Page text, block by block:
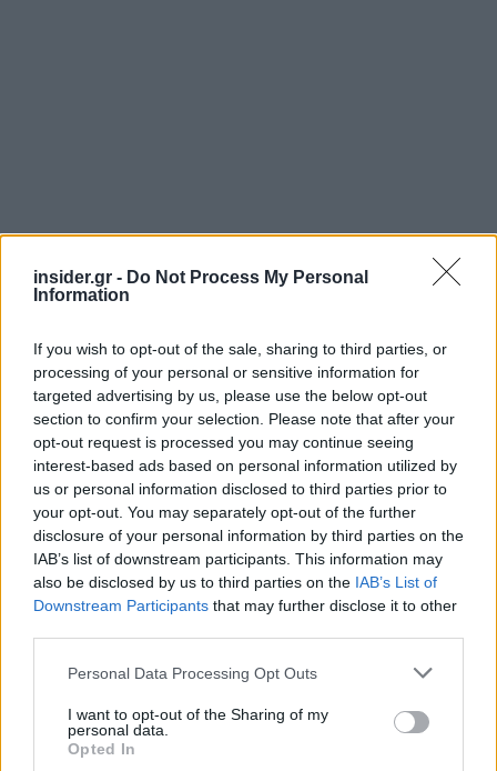
insider.gr - Do Not Process My Personal
Information
If you wish to opt-out of the sale, sharing to third parties, or
processing of your personal or sensitive information for
targeted advertising by us, please use the below opt-out
section to confirm your selection. Please note that after your
opt-out request is processed you may continue seeing
interest-based ads based on personal information utilized by
us or personal information disclosed to third parties prior to
your opt-out. You may separately opt-out of the further
disclosure of your personal information by third parties on the
IAB’s list of downstream participants. This information may
also be disclosed by us to third parties on the IAB’s List of
Downstream Participants that may further disclose it to other
Please note that this website/app uses one or more Google
not limited to your visit or usage behaviour. You may click to
grant or deny consent to Google and its third-party tags to
use your data for below specified purposes in below Google
Personal Data Processing Opt Outs
I want to opt-out of the Sharing of my
personal data.
Opted In
σήμερα, απάντησε: «Συγγνώμη δεν θα ζητούσα,
παρουσίασα τα κίνητρά μου. Θα έλεγα
καταφέραμε πολλά, δεν μπορώ να φανταστώ την
Ε.Ε. χωρίς την Ελλάδα», για να προσθέσει: «Με
εντυπωσίασε η αντοχή και η ανθεκτικότητα της
ελληνικής κοινωνίας στα χρόνια της κρίσης.
Αναρωτήθηκα αν οι Γερμανοί θα άντεχαν. Είστε
ένας ωραίος και ισχυρός λαός, από τον οποίο θα
μπορούσαμε να μάθουμε πολλά».
πρώτοι όλες τιςειδήσειςαπό την Ελλάδα και τον κόσμο.